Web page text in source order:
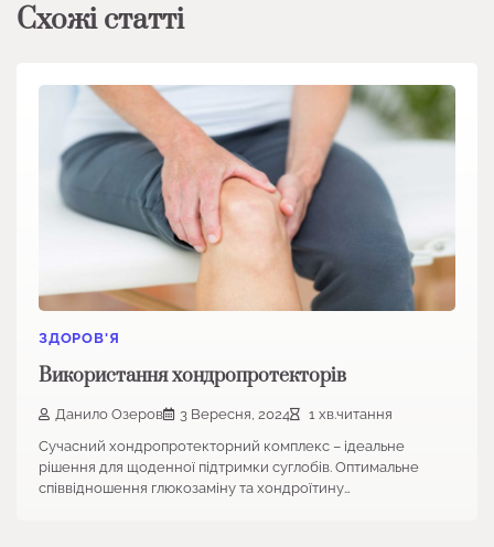
Схожі статті
ЗДОРОВ'Я
Використання хондропротекторів
Данило Озеров 3 Вересня, 2024
1 хв.читання
Сучасний хондропротекторний комплекс – ідеальне
рішення для щоденної підтримки суглобів. Оптимальне
співвідношення глюкозаміну та хондроїтину…